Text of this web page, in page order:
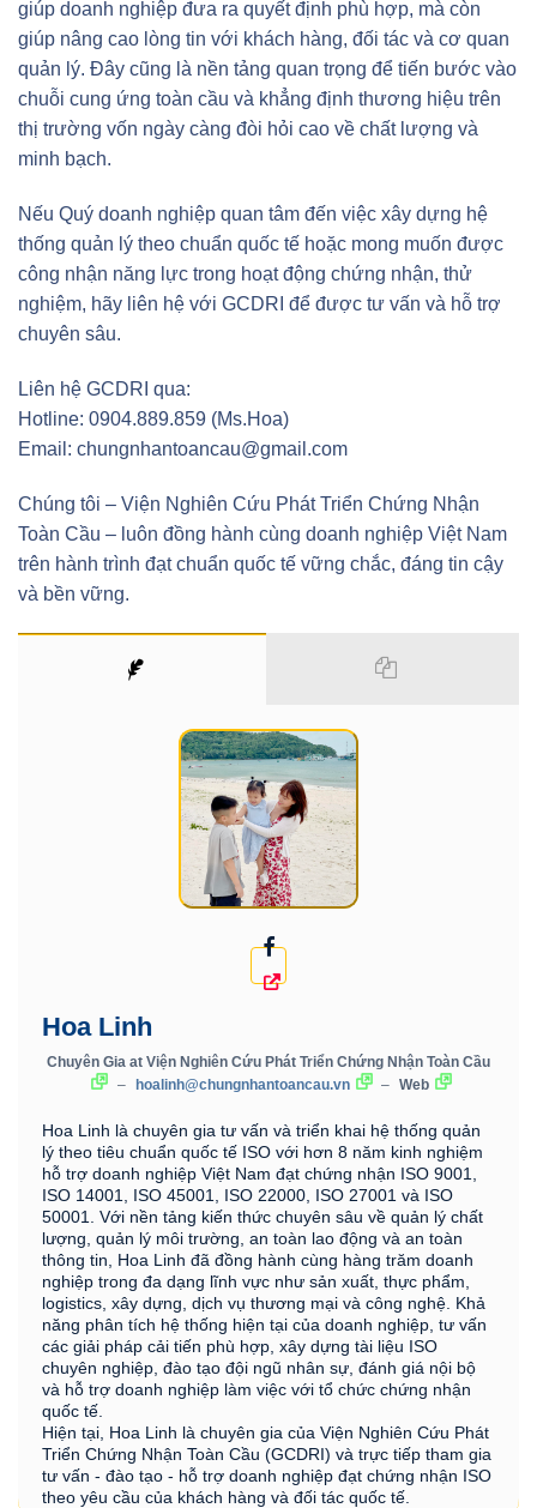
giúp doanh nghiệp đưa ra quyết định phù hợp, mà còn
giúp nâng cao lòng tin với khách hàng, đối tác và cơ quan
quản lý. Đây cũng là nền tảng quan trọng để tiến bước vào
chuỗi cung ứng toàn cầu và khẳng định thương hiệu trên
thị trường vốn ngày càng đòi hỏi cao về chất lượng và
minh bạch.
Nếu Quý doanh nghiệp quan tâm đến việc xây dựng hệ
thống quản lý theo chuẩn quốc tế hoặc mong muốn được
công nhận năng lực trong hoạt động chứng nhận, thử
nghiệm, hãy liên hệ với GCDRI để được tư vấn và hỗ trợ
chuyên sâu.
Liên hệ GCDRI qua:
Hotline: 0904.889.859 (Ms.Hoa)
Email: chungnhantoancau@gmail.com
Chúng tôi – Viện Nghiên Cứu Phát Triển Chứng Nhận
Toàn Cầu – luôn đồng hành cùng doanh nghiệp Việt Nam
trên hành trình đạt chuẩn quốc tế vững chắc, đáng tin cậy
và bền vững.
Hoa Linh
Chuyên Gia at Viện Nghiên Cứu Phát Triển Chứng Nhận Toàn Cầu
– hoalinh@chungnhantoancau.vn – Web
Hoa Linh là chuyên gia tư vấn và triển khai hệ thống quản
lý theo tiêu chuẩn quốc tế ISO với hơn 8 năm kinh nghiệm
hỗ trợ doanh nghiệp Việt Nam đạt chứng nhận ISO 9001,
ISO 14001, ISO 45001, ISO 22000, ISO 27001 và ISO
50001. Với nền tảng kiến thức chuyên sâu về quản lý chất
lượng, quản lý môi trường, an toàn lao động và an toàn
thông tin, Hoa Linh đã đồng hành cùng hàng trăm doanh
nghiệp trong đa dạng lĩnh vực như sản xuất, thực phẩm,
logistics, xây dựng, dịch vụ thương mại và công nghệ. Khả
năng phân tích hệ thống hiện tại của doanh nghiệp, tư vấn
các giải pháp cải tiến phù hợp, xây dựng tài liệu ISO
chuyên nghiệp, đào tạo đội ngũ nhân sự, đánh giá nội bộ
và hỗ trợ doanh nghiệp làm việc với tổ chức chứng nhận
quốc tế.
Hiện tại, Hoa Linh là chuyên gia của Viện Nghiên Cứu Phát
Triển Chứng Nhận Toàn Cầu (GCDRI) và trực tiếp tham gia
tư vấn - đào tạo - hỗ trợ doanh nghiệp đạt chứng nhận ISO
theo yêu cầu của khách hàng và đối tác quốc tế.